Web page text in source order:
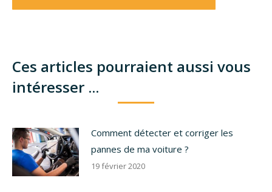
Ces articles pourraient aussi vous
intéresser ...
Comment détecter et corriger les
pannes de ma voiture ?
19 février 2020